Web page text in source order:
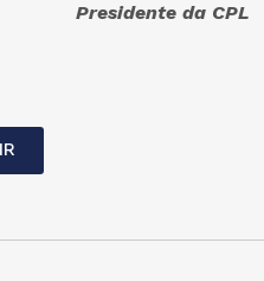
Presidente da CPL